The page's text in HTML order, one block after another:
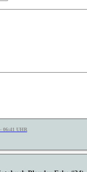
06:41 UHR